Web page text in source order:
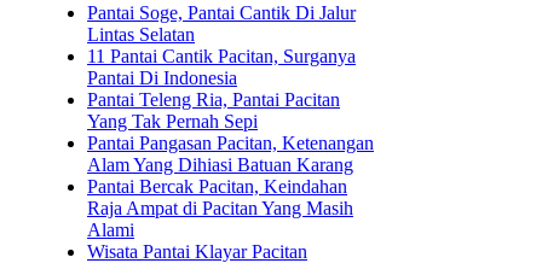
Pantai Soge, Pantai Cantik Di Jalur
Lintas Selatan
11 Pantai Cantik Pacitan, Surganya
Pantai Di Indonesia
Pantai Teleng Ria, Pantai Pacitan
Yang Tak Pernah Sepi
Pantai Pangasan Pacitan, Ketenangan
Alam Yang Dihiasi Batuan Karang
Pantai Bercak Pacitan, Keindahan
Raja Ampat di Pacitan Yang Masih
Alami
Wisata Pantai Klayar Pacitan